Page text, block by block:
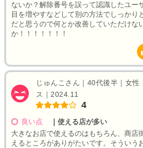
ないか？解除番号を誤って認識したユー
目を増やすなどして別の方法でしっかり
だと思うので何とか改善していただけな
か！！！！！！！
じゅんこさん｜40代後半｜女性
ス｜2024.11
4
良い点
使える店が多い
大きなお店で使えるのはもちろん、商店
えるところがありがたいです。そういう